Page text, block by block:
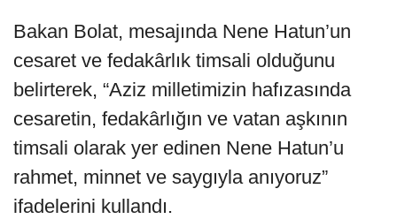
Bakan Bolat, mesajında Nene Hatun’un
cesaret ve fedakârlık timsali olduğunu
belirterek, “Aziz milletimizin hafızasında
cesaretin, fedakârlığın ve vatan aşkının
timsali olarak yer edinen Nene Hatun’u
rahmet, minnet ve saygıyla anıyoruz”
ifadelerini kullandı.